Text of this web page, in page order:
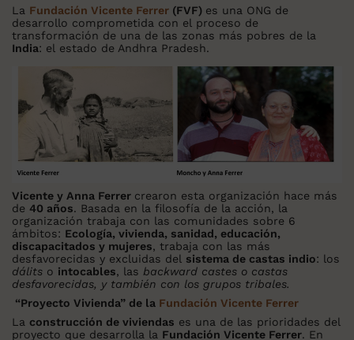
La Fundación Vicente Ferrer (FVF) es una ONG de
desarrollo comprometida con el proceso de
transformación de una de las zonas más pobres de la
India: el estado de Andhra Pradesh.
Vicente y Anna Ferrer crearon esta organización hace más
de 40 años. Basada en la filosofía de la acción, la
organización trabaja con las comunidades sobre 6
ámbitos: Ecología, vivienda, sanidad, educación,
discapacitados y mujeres, trabaja con las más
desfavorecidas y excluidas del sistema de castas indio: los
dálits o intocables, las backward castes o castas
desfavorecidas, y también con los grupos tribales.
“Proyecto Vivienda” de la Fundación Vicente Ferrer
La construcción de viviendas es una de las prioridades del
proyecto que desarrolla la Fundación Vicente Ferrer. En